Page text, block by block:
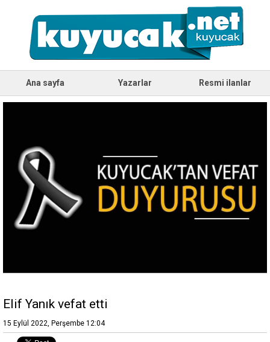
Ana sayfa Yazarlar Resmi ilanlar
Elif Yanık vefat etti
15 Eylül 2022, Perşembe 12:04